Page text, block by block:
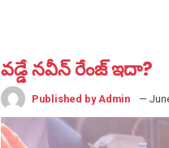
వడ్డే నవీన్ రేంజ్ ఇదా?
Published by Admin —